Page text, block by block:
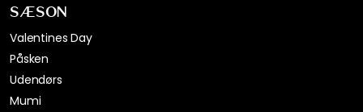
SÆSON
Valentines Day
Påsken
Udendørs
Mumi